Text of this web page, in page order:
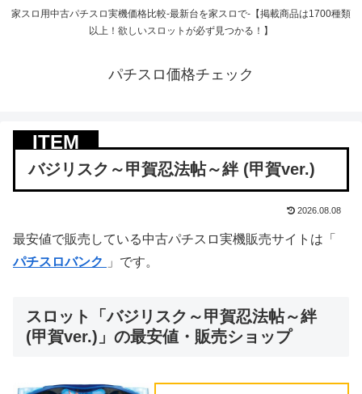
家スロ用中古パチスロ実機価格比較-最新台を家スロで-【掲載商品は1700種類
以上！欲しいスロットが必ず見つかる！】
パチスロ価格チェック
バジリスク～甲賀忍法帖～絆 (甲賀ver.)
2026.08.08
最安値で販売している中古パチスロ実機販売サイトは「
パチスロバンク
」です。
スロット「バジリスク～甲賀忍法帖～絆
(甲賀ver.)」の最安値・販売ショップ